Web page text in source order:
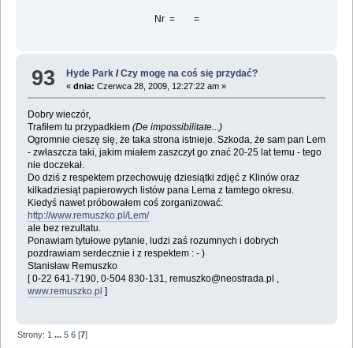
Nr = =
93 Hyde Park /Czy mogę na coś się przydać?
«dnia: Czerwca 28, 2009, 12:27:22 am »
Dobry wieczór,
Trafiłem tu przypadkiem (De impossibilitate...)
Ogromnie cieszę się, że taka strona istnieje. Szkoda, że sam pan Lem
- zwłaszcza taki, jakim miałem zaszczyt go znać 20-25 lat temu - tego
nie doczekał.
Do dziś z respektem przechowuję dziesiątki zdjęć z Klinów oraz
kilkadziesiąt papierowych listów pana Lema z tamtego okresu.
Kiedyś nawet próbowałem coś zorganizować:
http://www.remuszko.pl/Lem/
ale bez rezultatu.
Ponawiam tytułowe pytanie, ludzi zaś rozumnych i dobrych
pozdrawiam serdecznie i z respektem : - )
Stanisław Remuszko
[ 0-22 641-7190, 0-504 830-131, remuszko@neostrada.pl ,
www.remuszko.pl ]
Strony: 1 ...5 6 [7]